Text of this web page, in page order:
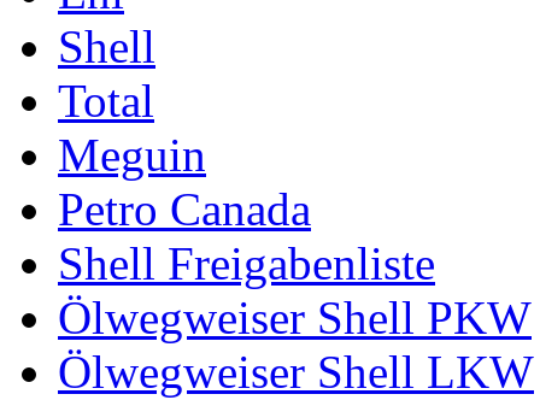
Shell
Total
Meguin
Petro Canada
Shell Freigabenliste
Ölwegweiser Shell PKW
Ölwegweiser Shell LKW